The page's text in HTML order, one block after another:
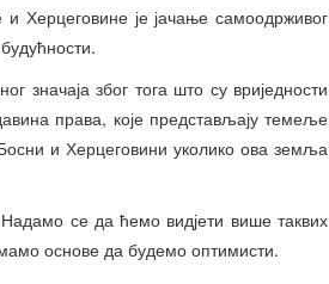
и Херцеговине је јачање самоодрживог
значаја због тога што су вриједности
права, које представљају темеље
и Херцеговини уколико ова земља
Надамо се да ћемо видјети више таквих
основе да будемо оптимисти.